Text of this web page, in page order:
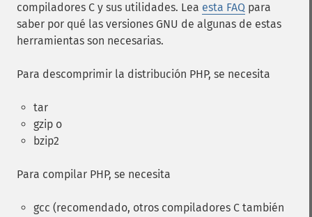
compiladores C y sus utilidades. Lea esta FAQ para
saber por qué las versiones GNU de algunas de estas
herramientas son necesarias.
Para descomprimir la distribución PHP, se necesita
tar
gzip o
bzip2
Para compilar PHP, se necesita
gcc (recomendado, otros compiladores C también